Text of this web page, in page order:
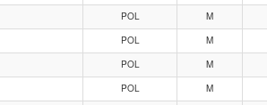
POL M
POL M
POL M
POL M